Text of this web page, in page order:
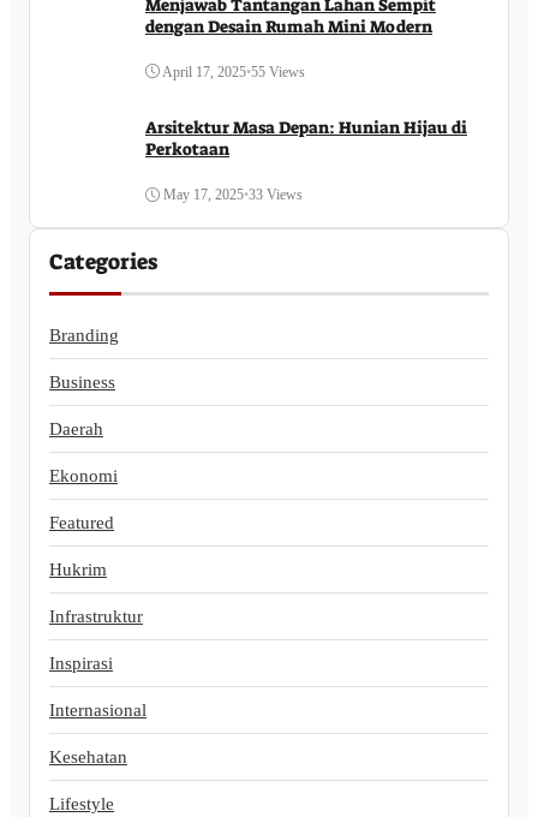
Menjawab Tantangan Lahan Sempit
dengan Desain Rumah Mini Modern
April 17, 2025•55 Views
Arsitektur Masa Depan: Hunian Hijau di
Perkotaan
May 17, 2025•33 Views
Categories
Branding
Business
Daerah
Ekonomi
Featured
Hukrim
Infrastruktur
Inspirasi
Internasional
Kesehatan
Lifestyle